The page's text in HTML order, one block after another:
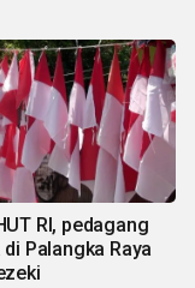
RI, pedagang
di Palangka Raya